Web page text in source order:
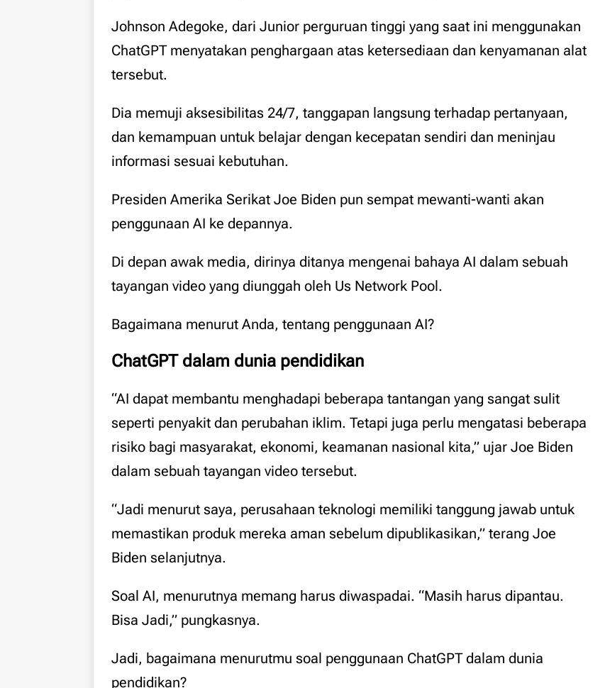
Johnson Adegoke, dari Junior perguruan tinggi yang saat ini menggunakan
ChatGPT menyatakan penghargaan atas ketersediaan dan kenyamanan alat
tersebut.
Dia memuji aksesibilitas 24/7, tanggapan langsung terhadap pertanyaan,
dan kemampuan untuk belajar dengan kecepatan sendiri dan meninjau
informasi sesuai kebutuhan.
Presiden Amerika Serikat Joe Biden pun sempat mewanti-wanti akan
penggunaan AI ke depannya.
Di depan awak media, dirinya ditanya mengenai bahaya AI dalam sebuah
tayangan video yang diunggah oleh Us Network Pool.
Bagaimana menurut Anda, tentang penggunaan AI?
ChatGPT dalam dunia pendidikan
“AI dapat membantu menghadapi beberapa tantangan yang sangat sulit
seperti penyakit dan perubahan iklim. Tetapi juga perlu mengatasi beberapa
risiko bagi masyarakat, ekonomi, keamanan nasional kita,” ujar Joe Biden
dalam sebuah tayangan video tersebut.
“Jadi menurut saya, perusahaan teknologi memiliki tanggung jawab untuk
memastikan produk mereka aman sebelum dipublikasikan,” terang Joe
Biden selanjutnya.
Soal AI, menurutnya memang harus diwaspadai. “Masih harus dipantau.
Bisa Jadi,” pungkasnya.
Jadi, bagaimana menurutmu soal penggunaan ChatGPT dalam dunia
pendidikan?